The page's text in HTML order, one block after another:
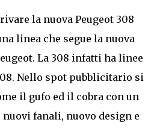
la nuova Peugeot 308
linea che segue la nuova
La 308 infatti ha linee
Nello spot pubblicitario si
il gufo ed il cobra con un
fanali, nuovo design e